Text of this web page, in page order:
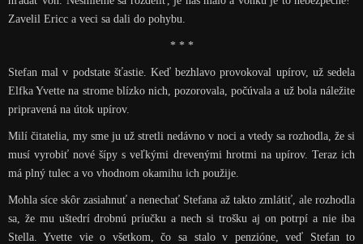
Zavelil Ericc a veci sa dali do pohybu.
* * *
Stefan mal v podstate šťastie. Keď bezhlavo provokoval upírov, už sedela
Elfka Yvette na strome blízko nich, pozorovala, počúvala a už bola náležite
pripravená na útok upírov.
Milí čitatelia, my sme ju už stretli nedávno v noci a vtedy sa rozhodla, že si
musí vyrobiť nové šípy s veľkými drevenými hrotmi na upírov. Teraz ich
má plný tulec a vo vhodnom okamihu ich použije.
Mohla síce skôr zasiahnuť a nenechať Stefana až takto zmlátiť, ale rozhodla
sa, že mu uštedrí drobnú príučku a nech si trošku aj on potrpí a nie iba
Stella. Yvette vie o všetkom, čo sa stalo v penzióne, veď Stefan to